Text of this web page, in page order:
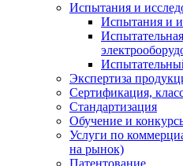
Испытания и
Испытания и
Экспертиза
Сертификация,
Стандартизация
Обучение и
Услуги по
на рынок)
Патентование